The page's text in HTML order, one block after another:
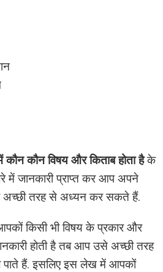
कौन कौन विषय और किताब होता हैके
में जानकारी प्राप्त कर आप अपने
अच्छी तरह से अध्यन कर सकते हैं.
किसी भी विषय के प्रकार और
होती है तब आप उसे अच्छी तरह
हैं. इसलिए इस लेख में आपकों